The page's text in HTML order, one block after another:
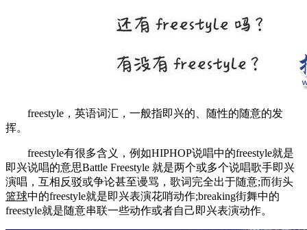
freestyle，英语词汇，一般指即兴的、随性的随意的发
挥。
freestyle有很多含义，例如HIPHOP说唱中的freestyle就是
即兴说唱的意思Battle Freestyle 就是两个或多个说唱歌手即兴
演唱，互相反驳或争论甚至谩骂，歌词完全出于随意;而街头
篮球中的freestyle就是即兴表演花哨动作;breaking街舞中的
freestyle就是随意串联一些动作或者自己即兴表演动作。